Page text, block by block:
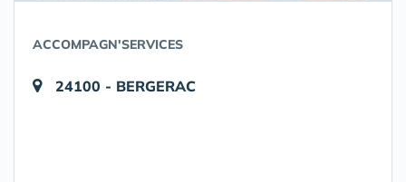
ACCOMPAGN'SERVICES
24100 - BERGERAC